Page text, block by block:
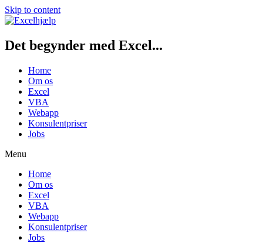
Skip to content
Det begynder med Excel...
Home
Om os
Excel
VBA
Webapp
Konsulentpriser
Jobs
Menu
Home
Om os
Excel
VBA
Webapp
Konsulentpriser
Jobs